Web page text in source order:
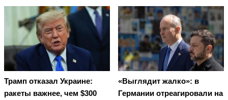
Трамп отказал Украине:
ракеты важнее, чем $300
«Выглядит жалко»: в
Германии отреагировали на